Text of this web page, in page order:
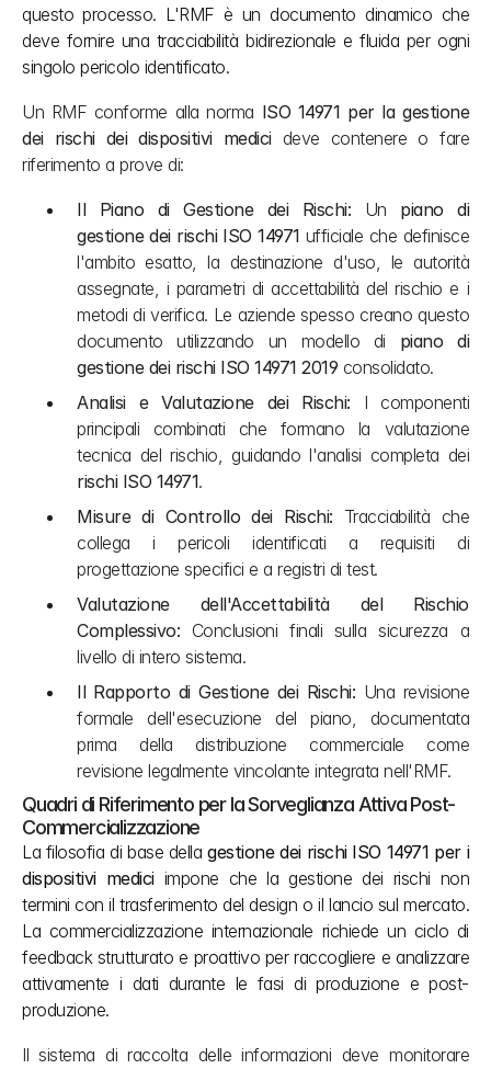
questo processo. L'RMF è un documento dinamico che
deve fornire una tracciabilità bidirezionale e fluida per ogni
singolo pericolo identificato.
Un RMF conforme alla norma ISO 14971 per la gestione
dei rischi dei dispositivi medici deve contenere o fare
riferimento a prove di:
Il Piano di Gestione dei Rischi: Un piano di
gestione dei rischi ISO 14971 ufficiale che definisce
l'ambito esatto, la destinazione d'uso, le autorità
assegnate, i parametri di accettabilità del rischio e i
metodi di verifica. Le aziende spesso creano questo
documento utilizzando un modello di piano di
gestione dei rischi ISO 14971 2019 consolidato.
Analisi e Valutazione dei Rischi: I componenti
principali combinati che formano la valutazione
rischi ISO 14971.
Misure di Controllo dei Rischi: Tracciabilità che
collega i pericoli identificati a requisiti di
progettazione specifici e a registri di test.
Valutazione dell'Accettabilità del Rischio
Complessivo: Conclusioni finali sulla sicurezza a
livello di intero sistema.
Il Rapporto di Gestione dei Rischi: Una revisione
formale dell'esecuzione del piano, documentata
prima della distribuzione commerciale come
revisione legalmente vincolante integrata nell'RMF.
Quadri di Riferimento per la Sorveglianza Attiva Post-
Commercializzazione
La filosofia di base della gestione dei rischi ISO 14971 per i
dispositivi medici impone che la gestione dei rischi non
termini con il trasferimento del design o il lancio sul mercato.
La commercializzazione internazionale richiede un ciclo di
feedback strutturato e proattivo per raccogliere e analizzare
attivamente i dati durante le fasi di produzione e post-
produzione.
Il sistema di raccolta delle informazioni deve monitorare